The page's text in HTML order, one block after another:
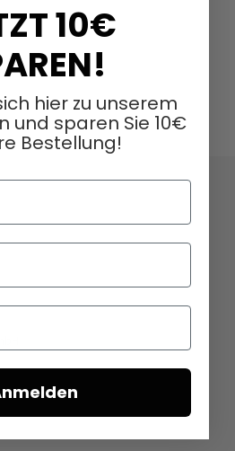
10€
hier zu unserem
und sparen Sie 10€
Bestellung!